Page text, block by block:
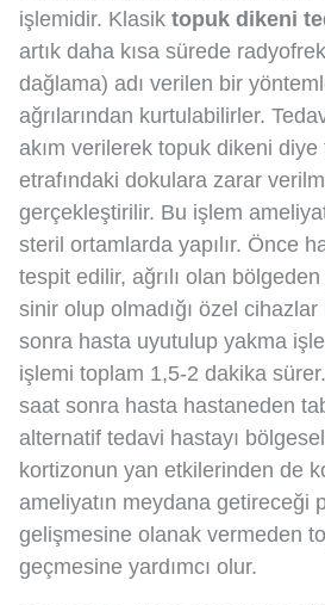
işlemidir. Klasik topuk dikeni
artık daha kısa sürede
dağlama) adı verilen bir
ağrılarından kurtulabilirler.
akım verilerek topuk dikeni
etrafındaki dokulara zarar
gerçekleştirilir. Bu işlem
steril ortamlarda yapılır. Önce
tespit edilir, ağrılı olan
sinir olup olmadığı özel
sonra hasta uyutulup yakma
işlemi toplam 1,5-2 dakika
saat sonra hasta hastaneden
alternatif tedavi hastayı
kortizonun yan etkilerinden de
ameliyatın meydana getireceği
gelişmesine olanak vermeden
geçmesine yardımcı olur.